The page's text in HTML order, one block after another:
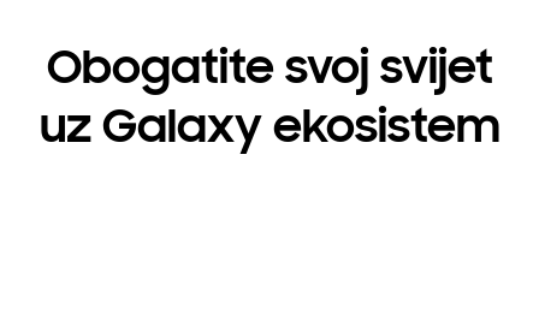
Obogatite svoj svijet
uz Galaxy ekosistem